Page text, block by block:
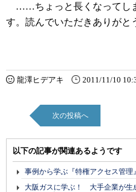
……ちょっと長くなってし
す。読んでいただきありがと
龍澤ヒデアキ 2011/11/10
次の投稿へ
以下の記事が関連あるようです
事例から学ぶ『特権アクセス管理
大阪ガスに学ぶ！ 大手企業が生